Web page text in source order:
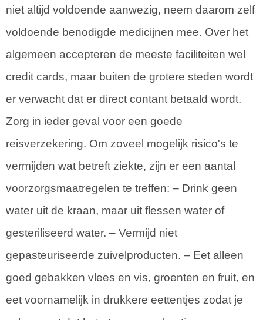
niet altijd voldoende aanwezig, neem daarom zelf
voldoende benodigde medicijnen mee. Over het
algemeen accepteren de meeste faciliteiten wel
credit cards, maar buiten de grotere steden wordt
er verwacht dat er direct contant betaald wordt.
Zorg in ieder geval voor een goede
reisverzekering. Om zoveel mogelijk risico's te
vermijden wat betreft ziekte, zijn er een aantal
voorzorgsmaatregelen te treffen: – Drink geen
water uit de kraan, maar uit flessen water of
gesteriliseerd water. – Vermijd niet
gepasteuriseerde zuivelproducten. – Eet alleen
goed gebakken vlees en vis, groenten en fruit, en
eet voornamelijk in drukkere eettentjes zodat je